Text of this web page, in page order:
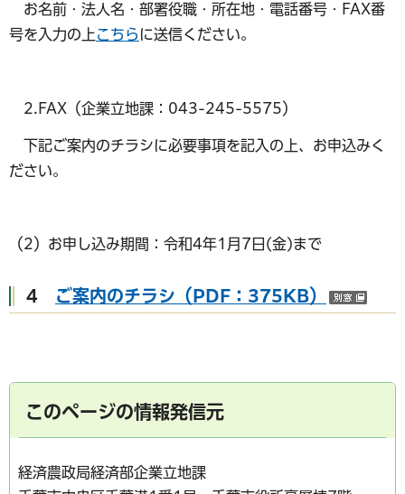
お名前・法人名・部署役職・所在地・電話番号・FAX番
号を入力の上こちら に送信ください。
2.FAX（企業立地課：043-245-5575）
下記ご案内のチラシに必要事項を記入の上、お申込みく
ださい。
（2）お申し込み期間：令和4年1月7日(金)まで
4 ご案内のチラシ（PDF：375KB）
このページの情報発信元
経済農政局経済部企業立地課